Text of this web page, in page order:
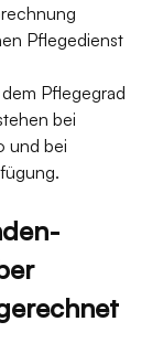
Pflegedienst
Pflegegrad
bei
und bei